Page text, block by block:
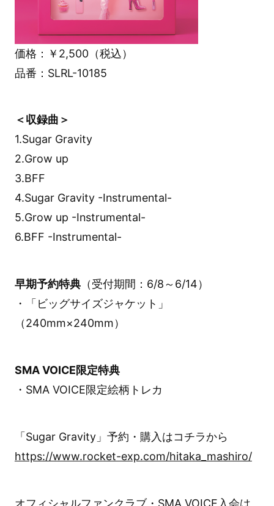
価格：￥2,500（税込）
品番：SLRL-10185
＜収録曲＞
1.Sugar Gravity
2.Grow up
3.BFF
4.Sugar Gravity -Instrumental-
5.Grow up -Instrumental-
6.BFF -Instrumental-
早期予約特典（受付期間：6/8～6/14）
・「ビッグサイズジャケット」
（240mm×240mm）
SMA VOICE限定特典
・SMA VOICE限定絵柄トレカ
「Sugar Gravity」予約・購入はコチラから
https://www.rocket-exp.com/hitaka_mashiro/
オフィシャルファンクラブ・SMA VOICE入会は